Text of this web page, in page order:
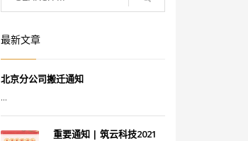
最新文章
北京分公司搬迁通知
...
重要通知 | 筑云科技2021